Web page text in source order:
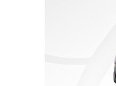
阳市沈河区中街路137号亨得利
阳市沈河区中街路83号亨得利
鲁木齐市天山区红山路26号时
州市鹿城区锦绣路1067号置信
尔滨市道里区友谊西路600号富
连市中山区人民路15号国际金融